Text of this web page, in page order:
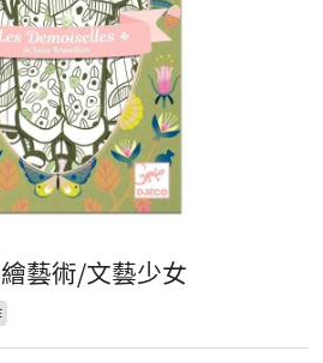
繪藝術/文藝少女